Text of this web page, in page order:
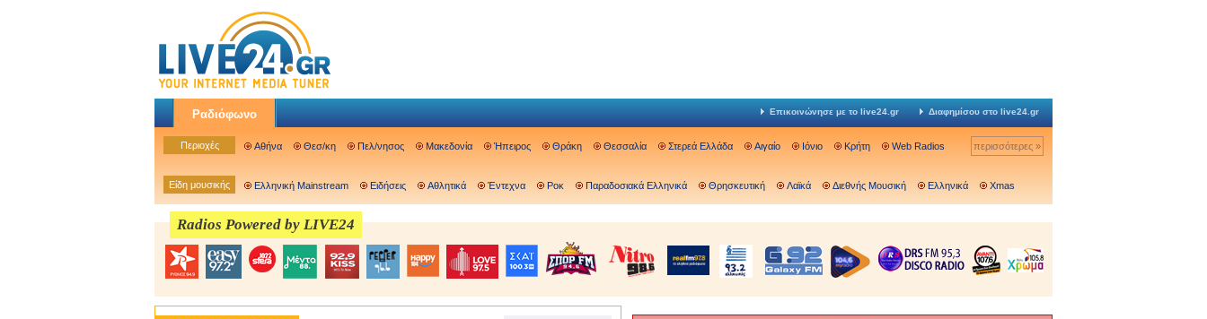
Ραδιόφωνο Επικοινώνησε με το live24.gr Διαφημίσου στο live24.gr
Περιοχές Αθήνα Θεσ/κη Πελ/νησος Μακεδονία Ήπειρος Θράκη Θεσσαλία Στερεά Ελλάδα Αιγαίο Ιόνιο Κρήτη Web Radios περισσότερες »
Είδη μουσικής Ελληνική Mainstream Ειδήσεις Αθλητικά Έντεχνα Ροκ Παραδοσιακά Ελληνικά Θρησκευτική Λαϊκά Διεθνής Μουσική Ελληνικά Xmas
Radios Powered by LIVE24